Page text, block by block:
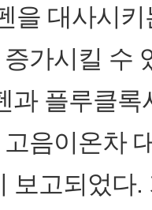
을 대사시
가시킬 수
과 플루클
음이온차
보고되었다